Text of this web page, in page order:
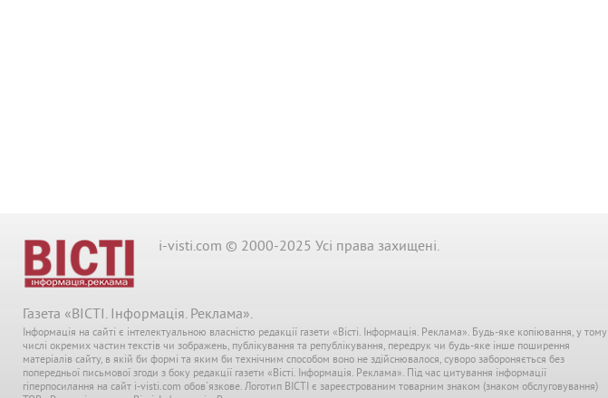
i-visti.com © 2000-2025 Усі права захищені.
Газета «ВІСТІ. Інформація. Реклама».
Інформація на сайті є інтелектуальною власністю редакції газети «Вісті. Інформація. Реклама». Будь-яке копіювання, у тому
числі окремих частин текстів чи зображень, публікування та републікування, передрук чи будь-яке інше поширення
матеріалів сайту, в якій би формі та яким би технічним способом воно не здійснювалося, суворо забороняється без
попередньої письмової згоди з боку редакції газети «Вісті. Інформація. Реклама». Під час цитування інформації
гіперпосилання на сайт i-visti.com обов'язкове. Логотип ВІСТІ є зареєстрованим товарним знаком (знаком обслуговування)